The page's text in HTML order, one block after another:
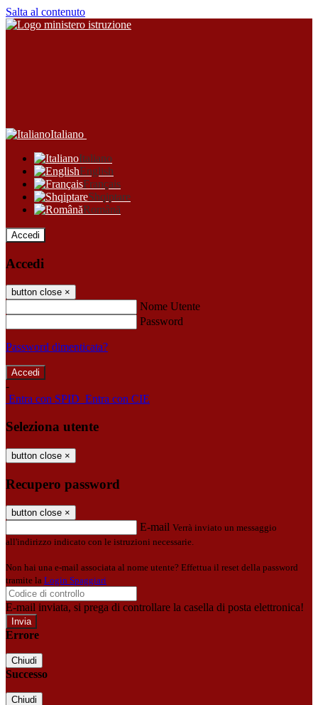
Salta al contenuto
Italiano
Italiano
English
Français
Shqiptare
Română
Accedi
Accedi
button close ×
Nome Utente
Password
Password dimenticata?
-
Entra con SPID Entra con CIE
Seleziona utente
button close ×
Recupero password
button close ×
E-mail Verrà inviato un messaggio
all'indirizzo indicato con le istruzioni necessarie.
Non hai una e-mail associata al nome utente? Effettua il reset della password
tramite la Login Spaggiari
E-mail inviata, si prega di controllare la casella di posta elettronica!
Errore
Chiudi
Successo
Chiudi